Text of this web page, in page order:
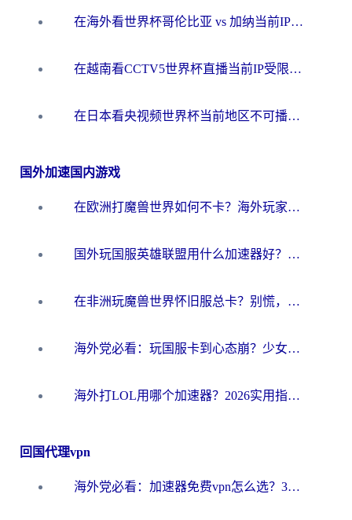
在海外看世界杯哥伦比亚 vs 加纳当前IP受限制？这篇指南帮你流畅看中文解说赛事
在越南看CCTV5世界杯直播当前IP受限制？海外党体育观赛终极指南来了
在日本看央视频世界杯当前地区不可播放？海外党体育观赛终极指南
国外加速国内游戏
在欧洲打魔兽世界如何不卡？海外玩家的国服游戏加速终极攻略
国外玩国服英雄联盟用什么加速器好？海外党亲测有效的国服游戏加速指南
在非洲玩魔兽世界怀旧服总卡？别慌，这份指南帮你丝滑开荒
海外党必看：玩国服卡到心态崩？少女前线云图计划加速器免费推荐+碧蓝航线足球世界流畅攻略
海外打LOL用哪个加速器？2026实用指南：从延迟到设备适配，一篇解决你的国服游戏痛点
回国代理vpn
海外党必看：加速器免费vpn怎么选？3步教你无缝访问国内资源